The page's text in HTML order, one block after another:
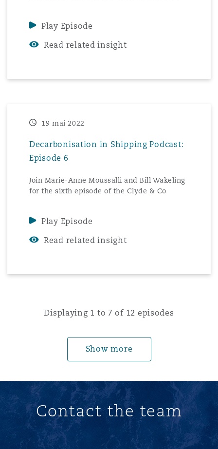
Play Episode
Read related insight
19 mai 2022
Decarbonisation in Shipping Podcast:
Episode 6
Join Marie-Anne Moussalli and Bill Wakeling
for the sixth episode of the Clyde & Co
Play Episode
Read related insight
Displaying 1 to 7 of 12 episodes
Show more
Contact the team